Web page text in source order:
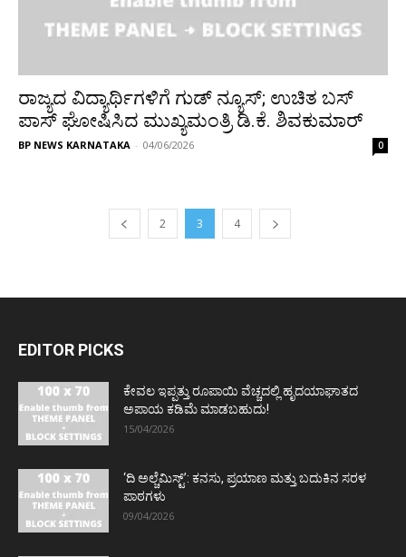
ರಾಜ್ಯದ ವಿದ್ಯಾರ್ಥಿಗಳಿಗೆ ಗುಡ್ ನ್ಯೂಸ್; ಉಚಿತ ಬಸ್
ಪಾಸ್ ಘೋಷಿಸಿದ ಮುಖ್ಯಮಂತ್ರಿ ಡಿ.ಕೆ. ಶಿವಕುಮಾರ್
BP NEWS KARNATAKA - 04/06/2026 0
2 3 4
EDITOR PICKS
ಕೇವಲ ಇಪ್ಪತ್ತು ರೂಪಾಯಿ ವೆಚ್ಚದಲ್ಲಿ ಹೃದಯಾಘಾತದ
ಅಪಾಯ ಕಡಿಮೆ ಮಾಡಬಹುದು!
15/04/2026
‘ದಿ ಅಲ್ಚೆಮಿಸ್ಟ್’: ಕನಸು, ಪ್ರಯಾಣ ಮತ್ತು ಬದುಕಿನ ಸರಳ
ಪಾಠಗಳು
09/04/2026